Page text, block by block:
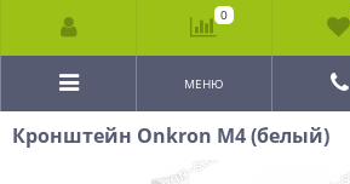
МЕНЮ
Кронштейн Onkron M4 (белый)
0